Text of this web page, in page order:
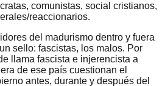
comunistas, social cristianos,
reaccionarios.
del madurismo dentro y fuera
sello: fascistas, los malos. Por
llama fascista e injerencista a
de ese país cuestionan el
antes, durante y después del